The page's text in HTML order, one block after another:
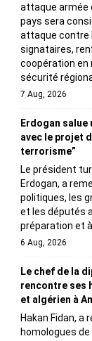
attaque armée
pays sera
attaque contre
signataires,
coopération en
sécurité
7 Aug, 2026
Erdogan salue
avec le projet
terrorisme”
Le président
Erdogan, a
politiques, les
et les députés
préparation et
6 Aug, 2026
Le chef de la
rencontre ses
et algérien à
Hakan Fidan, a
homologues